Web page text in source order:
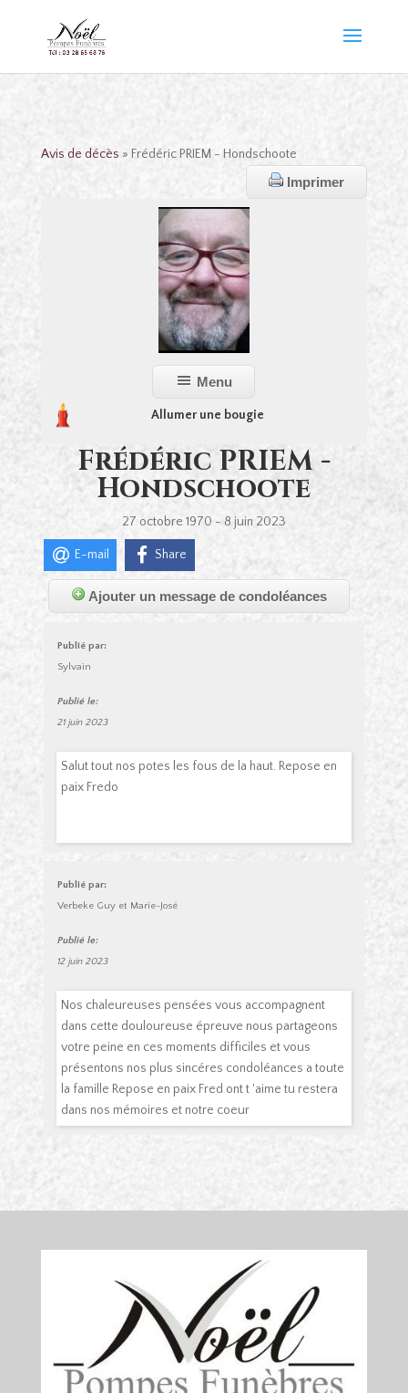
Avis de décès » Frédéric PRIEM - Hondschoote
Imprimer
Menu
Allumer une bougie
Frédéric PRIEM -
Hondschoote
27 octobre 1970 - 8 juin 2023
E-mail Share
Ajouter un message de condoléances
Publié par:
Sylvain
Publié le:
21 juin 2023
Salut tout nos potes les fous de la haut. Repose en
paix Fredo
Publié par:
Verbeke Guy et Marie-José
Publié le:
12 juin 2023
Nos chaleureuses pensées vous accompagnent
dans cette douloureuse épreuve nous partageons
votre peine en ces moments difficiles et vous
présentons nos plus sincéres condoléances a toute
la famille Repose en paix Fred ont t 'aime tu restera
dans nos mémoires et notre coeur